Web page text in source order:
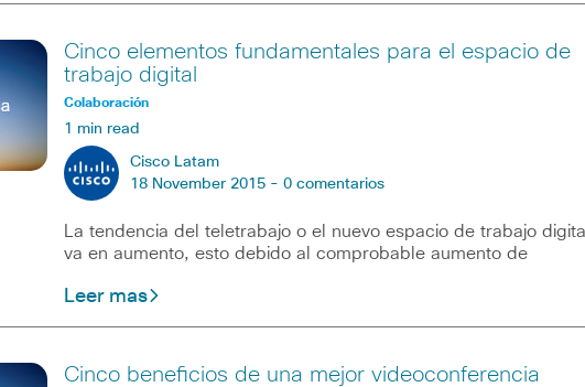
Cinco elementos fundamentales para el espacio de
trabajo digital
Colaboración
1 min read
Cisco Latam
18 November 2015 - 0 comentarios
La tendencia del teletrabajo o el nuevo espacio de trabajo
va en aumento, esto debido al comprobable aumento de
Leer mas
Cinco beneficios de una mejor videoconferencia